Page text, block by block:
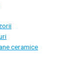
ceramice